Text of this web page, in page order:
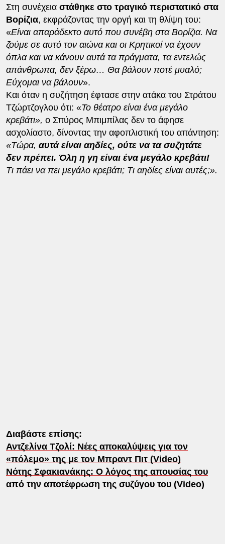
Στη συνέχεια στάθηκε στο τραγικό περιστατικό στα
Βορίζια, εκφράζοντας την οργή και τη θλίψη του:
«Είναι απαράδεκτο αυτό που συνέβη στα Βορίζια. Να
ζούμε σε αυτό τον αιώνα και οι Κρητικοί να έχουν
όπλα και να κάνουν αυτά τα πράγματα, τα εντελώς
απάνθρωπα, δεν ξέρω… Θα βάλουν ποτέ μυαλό;
Εύχομαι να βάλουν».
Και όταν η συζήτηση έφτασε στην ατάκα του Στράτου
Τζώρτζογλου ότι: «Το θέατρο είναι ένα μεγάλο
κρεβάτι», ο Σπύρος Μπιμπίλας δεν το άφησε
ασχολίαστο, δίνοντας την αφοπλιστική του απάντηση:
«Τώρα, αυτά είναι αηδίες, ούτε να τα συζητάτε
δεν πρέπει. Όλη η γη είναι ένα μεγάλο κρεβάτι!
Τι πάει να πει μεγάλο κρεβάτι; Τι αηδίες είναι αυτές;».
Διαβάστε επίσης:
Αντζελίνα Τζολί: Νέες αποκαλύψεις για τον
«πόλεμο» της με τον Μπραντ Πιτ (Video)
Νότης Σφακιανάκης: Ο λόγος της απουσίας του
από την αποτέφρωση της συζύγου του (Video)